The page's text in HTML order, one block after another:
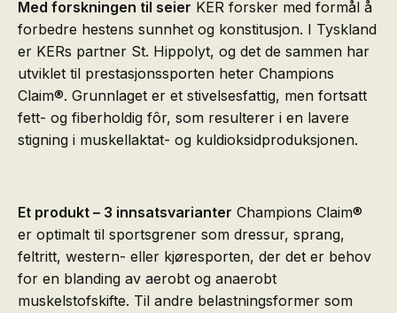
Med forskningen til seier KER forsker med formål å
forbedre hestens sunnhet og konstitusjon. I Tyskland
er KERs partner St. Hippolyt, og det de sammen har
utviklet til prestasjonssporten heter Champions
Claim®. Grunnlaget er et stivelsesfattig, men fortsatt
fett- og fiberholdig fôr, som resulterer i en lavere
stigning i muskellaktat- og kuldioksidproduksjonen.
Et produkt – 3 innsatsvarianter Champions Claim®
er optimalt til sportsgrener som dressur, sprang,
feltritt, western- eller kjøresporten, der det er behov
for en blanding av aerobt og anaerobt
muskelstofskifte. Til andre belastningsformer som